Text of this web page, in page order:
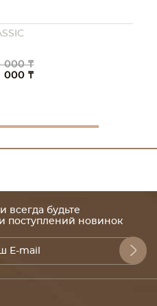
000 ₸
000 ₸
всегда будьте
поступлений новинок